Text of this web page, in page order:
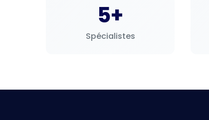
Facettes pour l’amélioration de la forme, de la
Collage (bonding) pour les petits éclats ou les
Conception du sourire (smile design) adaptée
Les cliniques qui produisent des résultats
Les traitements d’implants dentaires à Istanbul
5+
Spécialistes